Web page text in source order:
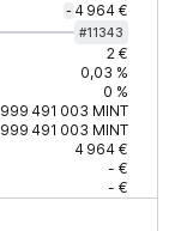
- 4 964 €
#11343
2 €
0,03 %
0 %
999 491 003 MINT
999 491 003 MINT
4 964 €
- €
- €